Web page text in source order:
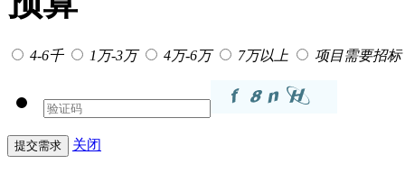
4-6千 1万-3万 4万-6万 7万以上 项目需要招标
关闭